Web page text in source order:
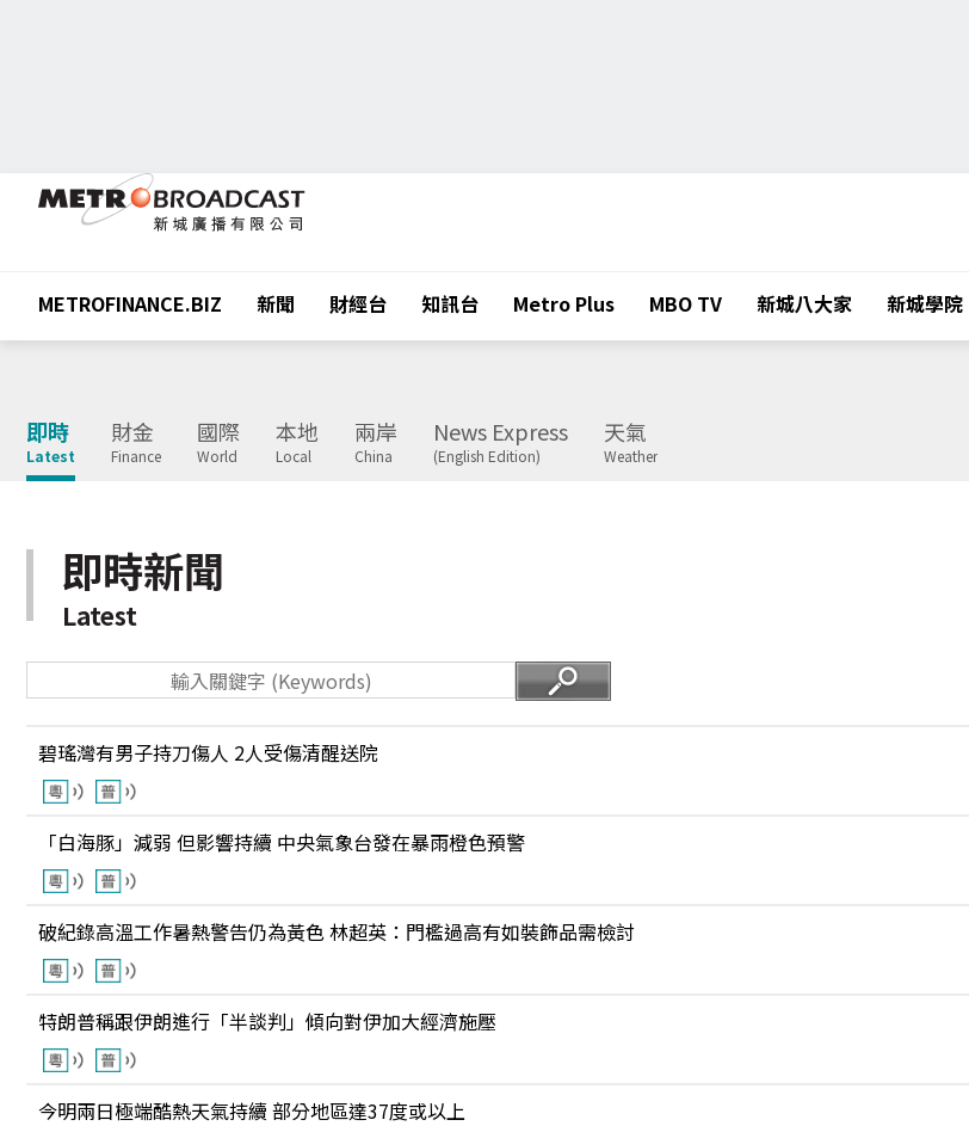
METROFINANCE.BIZ 新聞 財經台 知訊台 Metro Plus MBO TV 新城八大家 新城學院
即時
Latest
財金
Finance
國際
World
本地
Local
兩岸
China
News Express
(English Edition)
天氣
Weather
即時新聞
Latest
碧瑤灣有男子持刀傷人 2人受傷清醒送院
「白海豚」減弱 但影響持續 中央氣象台發在暴雨橙色預警
破紀錄高溫工作暑熱警告仍為黃色 林超英：門檻過高有如裝飾品需檢討
特朗普稱跟伊朗進行「半談判」傾向對伊加大經濟施壓
今明兩日極端酷熱天氣持續 部分地區達37度或以上